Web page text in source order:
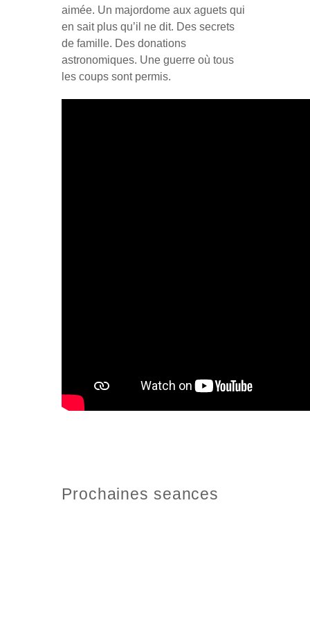
aimée. Un majordome aux aguets qui
en sait plus qu’il ne dit. Des secrets
de famille. Des donations
astronomiques. Une guerre où tous
les coups sont permis.
Prochaines seances